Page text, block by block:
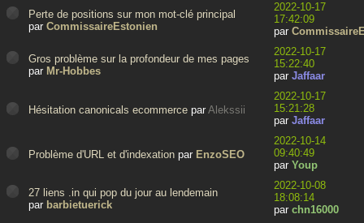
Perte de positions sur mon mot-clé principal
parCommissaireEstonien
2022-10-17
17:42:09
par
Gros problème sur la profondeur de mes pages
par Mr-Hobbes
2022-10-17
15:22:40
par Jaffaar
Hésitation canonicals ecommerce parAlekssii
2022-10-17
15:21:28
par Jaffaar
Problème d'URL et d'indexation par EnzoSEO
2022-10-14
09:40:49
par Youp
27 liens .in qui pop du jour au lendemain
par barbietuerick
2022-10-08
18:08:14
par chn16000